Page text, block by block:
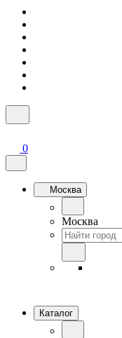
0
Москва
Москва
Каталог